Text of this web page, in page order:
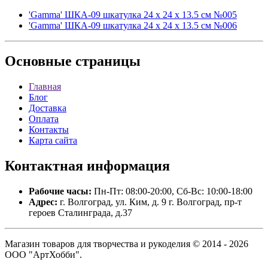
'Gamma' ШКА-09 шкатулка 24 х 24 х 13.5 см №005
'Gamma' ШКА-09 шкатулка 24 х 24 х 13.5 см №006
Основные страницы
Главная
Блог
Доставка
Оплата
Контакты
Карта сайта
Контактная информация
Рабочие часы: Пн-Пт: 08:00-20:00, Сб-Вс: 10:00-18:00
Адрес: г. Волгоград, ул. Ким, д. 9 г. Волгоград, пр-т
героев Сталинграда, д.37
Магазин товаров для творчества и рукоделия © 2014 - 2026
ООО "АртХобби".